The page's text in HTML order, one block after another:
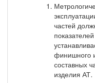
частей
финишного
составных
изделия АТ.